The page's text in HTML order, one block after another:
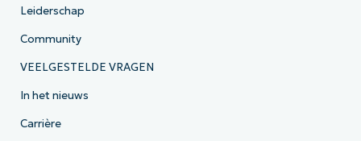
Leiderschap
Community
VEELGESTELDE VRAGEN
In het nieuws
Carrière